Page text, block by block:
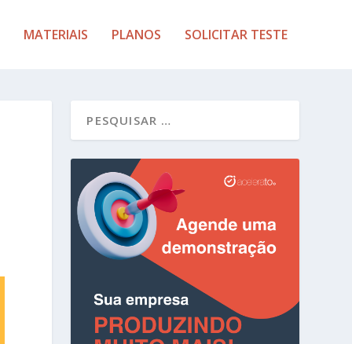
MATERIAIS PLANOS SOLICITAR TESTE